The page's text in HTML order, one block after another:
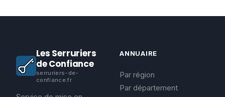
Les Serruriers
de Confiance
serruriers-de-
confiance.fr
ANNUAIRE
Par région
Par département